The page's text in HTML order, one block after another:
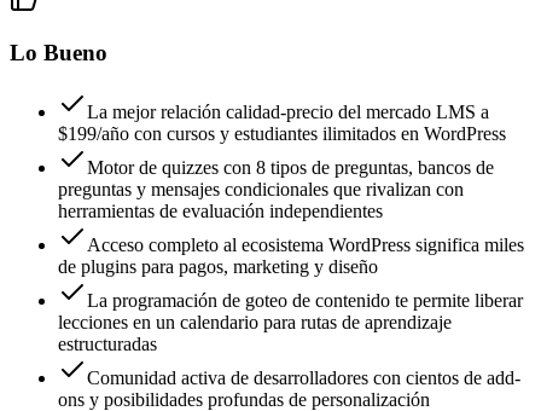
Lo Bueno
La mejor relación calidad-precio del mercado LMS a
$199/año con cursos y estudiantes ilimitados en WordPress
Motor de quizzes con 8 tipos de preguntas, bancos de
preguntas y mensajes condicionales que rivalizan con
herramientas de evaluación independientes
Acceso completo al ecosistema WordPress significa miles
de plugins para pagos, marketing y diseño
La programación de goteo de contenido te permite liberar
lecciones en un calendario para rutas de aprendizaje
estructuradas
Comunidad activa de desarrolladores con cientos de add-
ons y posibilidades profundas de personalización